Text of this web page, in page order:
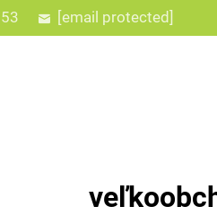
[email protected]